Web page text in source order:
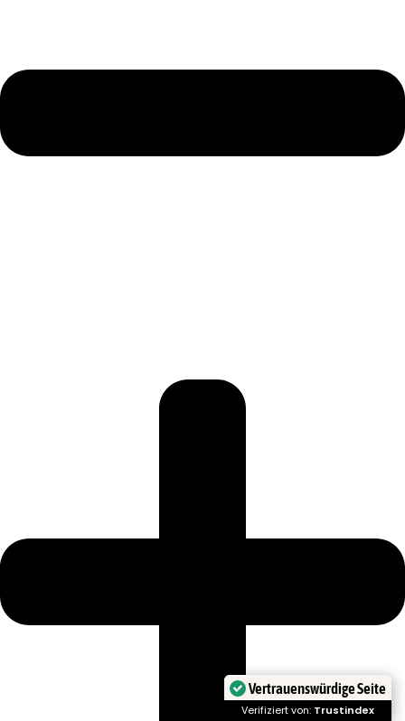
Vertrauenswürdige Seite
Verifiziert von: Trustindex